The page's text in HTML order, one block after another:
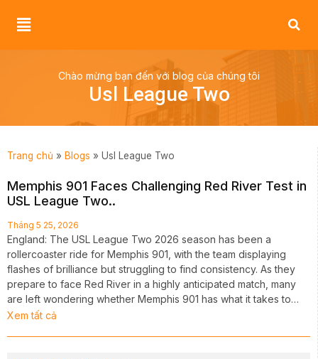
Chào mừng bạn đến với blog của chúng tôi
Usl League Two
Trang chủ » Blogs » Usl League Two
Memphis 901 Faces Challenging Red River Test in
USL League Two..
Tháng 5 25, 2026
England: The USL League Two 2026 season has been a
rollercoaster ride for Memphis 901, with the team displaying
flashes of brilliance but struggling to find consistency. As they
prepare to face Red River in a highly anticipated match, many
are left wondering whether Memphis 901 has what it takes to…
Xem tất cả